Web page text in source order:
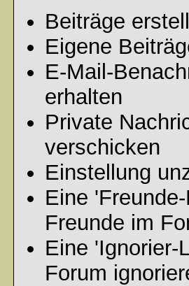
Beiträge
Eigene
E-Mail-
erhalten
Private
verschicken
Einstellung
Eine
Freunde im
Eine 'Ignorier-
Forum